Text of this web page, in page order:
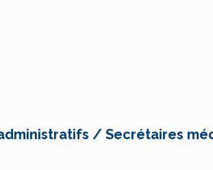
/ Secrétaires